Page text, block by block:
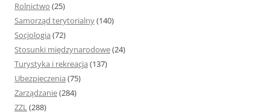
Rolnictwo (25)
Samorząd terytorialny(140)
Socjologia (72)
Stosunki międzynarodowe(24)
Turystyka i rekreacja (137)
Ubezpieczenia (75)
Zarządzanie(284)
ZZL(288)